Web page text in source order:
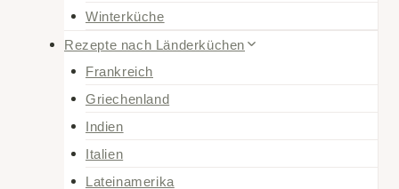
Winterküche
Rezepte nach Länderküchen
Frankreich
Griechenland
Indien
Italien
Lateinamerika